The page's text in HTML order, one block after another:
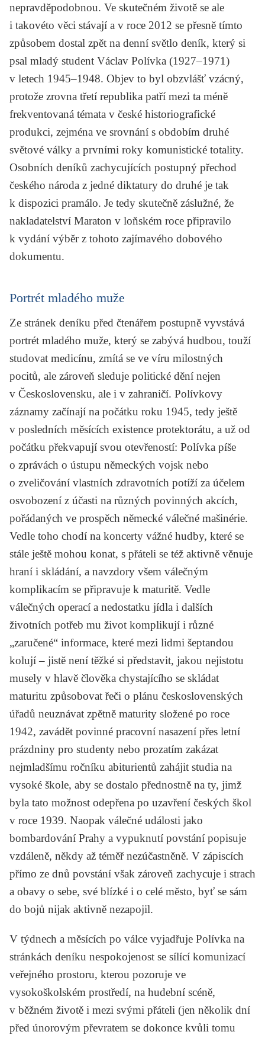
nepravděpodobnou. Ve skutečném životě se ale
i takovéto věci stávají a v roce 2012 se přesně tímto
způsobem dostal zpět na denní světlo deník, který si
psal mladý student Václav Polívka (1927–1971)
v letech 1945–1948. Objev to byl obzvlášť vzácný,
protože zrovna třetí republika patří mezi ta méně
frekventovaná témata v české historiografické
produkci, zejména ve srovnání s obdobím druhé
světové války a prvními roky komunistické totality.
Osobních deníků zachycujících postupný přechod
českého národa z jedné diktatury do druhé je tak
k dispozici pramálo. Je tedy skutečně záslužné, že
nakladatelství Maraton v loňském roce připravilo
k vydání výběr z tohoto zajímavého dobového
dokumentu.
Portrét mladého muže
Ze stránek deníku před čtenářem postupně vyvstává
portrét mladého muže, který se zabývá hudbou, touží
studovat medicínu, zmítá se ve víru milostných
pocitů, ale zároveň sleduje politické dění nejen
v Československu, ale i v zahraničí. Polívkovy
záznamy začínají na počátku roku 1945, tedy ještě
v posledních měsících existence protektorátu, a už od
počátku překvapují svou otevřeností: Polívka píše
o zprávách o ústupu německých vojsk nebo
o zveličování vlastních zdravotních potíží za účelem
osvobození z účasti na různých povinných akcích,
pořádaných ve prospěch německé válečné mašinérie.
Vedle toho chodí na koncerty vážné hudby, které se
stále ještě mohou konat, s přáteli se též aktivně věnuje
hraní i skládání, a navzdory všem válečným
komplikacím se připravuje k maturitě. Vedle
válečných operací a nedostatku jídla i dalších
životních potřeb mu život komplikují i různé
„zaručené“ informace, které mezi lidmi šeptandou
kolují – jistě není těžké si představit, jakou nejistotu
musely v hlavě člověka chystajícího se skládat
maturitu způsobovat řeči o plánu československých
úřadů neuznávat zpětně maturity složené po roce
1942, zavádět povinné pracovní nasazení přes letní
prázdniny pro studenty nebo prozatím zakázat
nejmladšímu ročníku abiturientů zahájit studia na
vysoké škole, aby se dostalo přednostně na ty, jimž
byla tato možnost odepřena po uzavření českých škol
v roce 1939. Naopak válečné události jako
bombardování Prahy a vypuknutí povstání popisuje
vzdáleně, někdy až téměř nezúčastněně. V zápiscích
přímo ze dnů povstání však zároveň zachycuje i strach
a obavy o sebe, své blízké i o celé město, byť se sám
do bojů nijak aktivně nezapojil.
V týdnech a měsících po válce vyjadřuje Polívka na
stránkách deníku nespokojenost se sílící komunizací
veřejného prostoru, kterou pozoruje ve
vysokoškolském prostředí, na hudební scéně,
v běžném životě i mezi svými přáteli (jen několik dní
před únorovým převratem se dokonce kvůli tomu